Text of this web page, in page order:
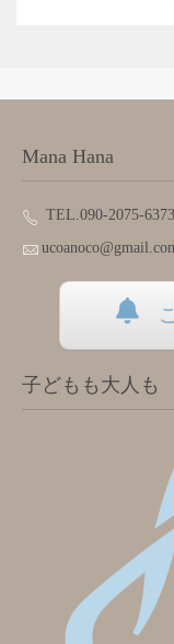
Mana Hana
TEL.090-2075-6373
子どもも大人も